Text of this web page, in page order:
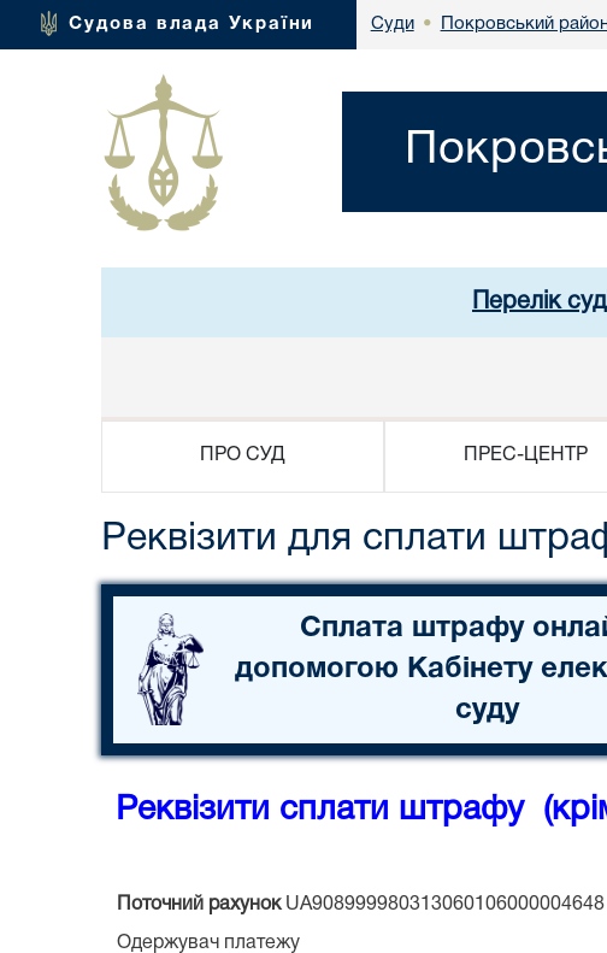
Судова влада України Суди • Покровський
Перелік
ПРО СУД ПРЕС-ЦЕНТР
Реквізити для сплати
Сплата штрафу
допомогою Кабінету
суду
Реквізити сплати штрафу
Поточний рахунокUA908999980313060106000004648
Одержувач платежу